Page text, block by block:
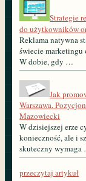
Strategie
do użytkowników
Reklama natywna
świecie
W dobie, gdy …
Jak
Warszawa.
Mazowiecki
W dzisiejszej erze
konieczność, ale i
skuteczny
przeczytaj artykuł